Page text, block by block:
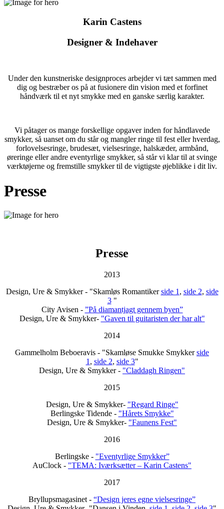
Karin Castens
Designer & Indehaver
Under den kunstneriske designproces arbejder vi tæt sammen med
dig og bestræber os på at fusionere din vision med et forfinet
håndværk til et nyt smykke med en ganske særlig karakter.
Vi påtager os mange forskellige opgaver inden for håndlavede
smykker, så uanset om du står og mangler ringe til fest eller hverdag,
forlovelsesringe, brudesæt, vielsesringe, halskæder, armbånd,
øreringe eller andre eventyrlige smykker, så står vi klar til at svinge
værktøjerne og fremstille smykker til de vigtigste øjeblikke i dit liv.
Presse
Presse
2013
Design, Ure & Smykker - "Skamløs Romantikerside 1 , side 2, side
3"
City Avisen - ”På diamantjagt gennem byen”
Design, Ure & Smykker- "Gaven til guitaristen der har alt"
2014
Gammelholm Beboeravis - "Skamløse Smukke Smykkerside
1 , side 2, side 3"
Design, Ure & Smykker - "Claddagh Ringen"
2015
Design, Ure & Smykker- "Regard Ringe"
Berlingske Tidende - "Hårets Smykke"
Design, Ure & Smykker- "Faunens Fest"
2016
Berlingske - "Eventyrlige Smykker”
AuClock - "TEMA: Iværksætter – Karin Castens"
2017
Bryllupsmagasinet - “Design jeres egne vielsesringe”